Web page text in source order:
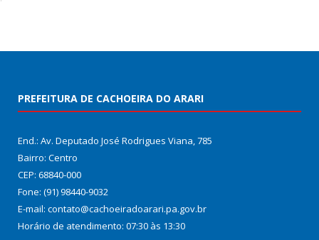
PREFEITURA DE CACHOEIRA DO ARARI
End.: Av. Deputado José Rodrigues Viana, 785
Bairro: Centro
CEP: 68840-000
Fone: (91) 98440-9032
E-mail: contato@cachoeiradoarari.pa.gov.br
Horário de atendimento: 07:30 às 13:30